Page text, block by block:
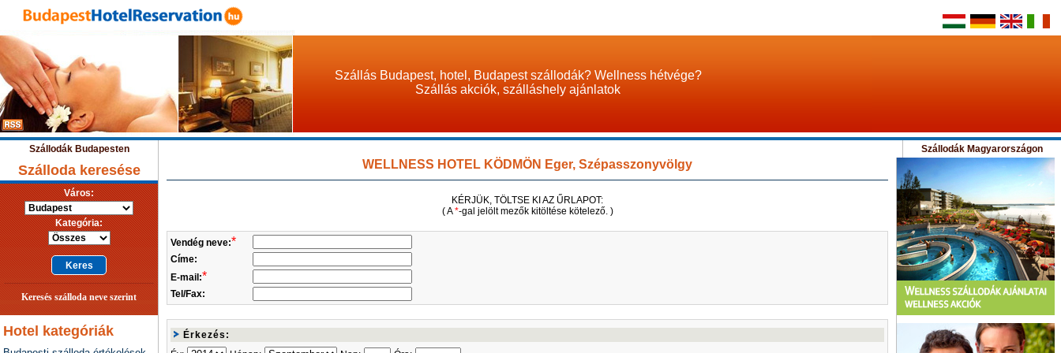
Szállás Budapest, hotel, Budapest szállodák? Wellness hétvége?
Szállás akciók, szálláshely ajánlatok
Szállodák Budapesten Szállodák Magyarországon
Szálloda keresése
Város:
Kategória:
Keresés szálloda neve szerint
Hotel kategóriák
WELLNESS HOTEL KÖDMÖN Eger, Szépasszonyvölgy
KÉRJÜK, TÖLTSE KI AZ ŰRLAPOT:
( A*-gal jelölt mezők kitöltése kötelező. )
Vendég neve:*
Címe:
E-mail:*
Tel/Fax:
Érkezés: